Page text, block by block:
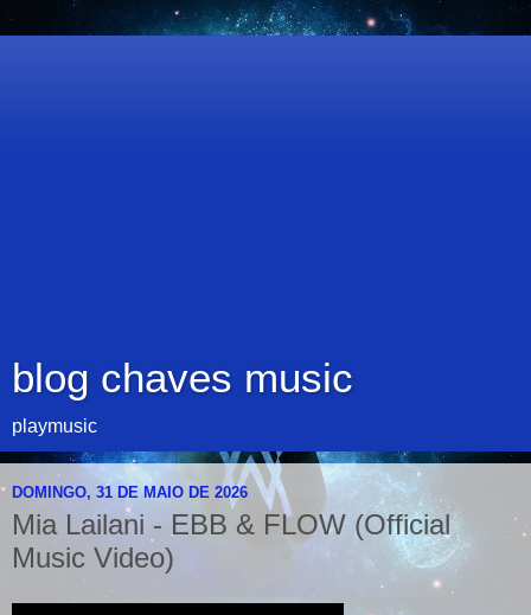
blog chaves music
playmusic
DOMINGO, 31 DE MAIO DE 2026
Mia Lailani - EBB & FLOW (Official
Music Video)